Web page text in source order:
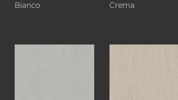
Bianco Crema